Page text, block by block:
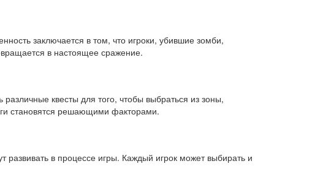
заключается в том, что игроки, убившие зомби,
в настоящее сражение.
квесты для того, чтобы выбраться из зоны,
становятся решающими факторами.
в процессе игры. Каждый игрок может выбирать и